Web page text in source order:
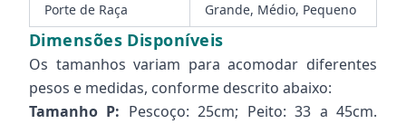
Porte de Raça
Grande, Médio, Pequeno
Dimensões Disponíveis
Os tamanhos variam para acomodar diferentes
pesos e medidas, conforme descrito abaixo:
Tamanho P: Pescoço: 25cm; Peito: 33 a 45cm.